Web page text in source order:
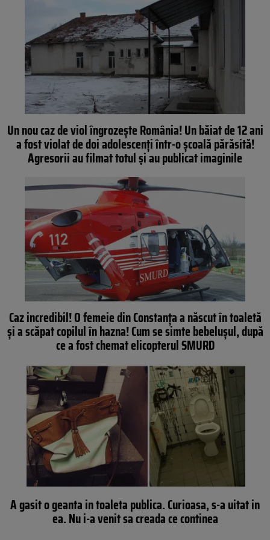
Un nou caz de viol îngrozeşte România! Un băiat de 12 ani
a fost violat de doi adolescenţi într-o şcoală părăsită!
Agresorii au filmat totul şi au publicat imaginile
Caz incredibil! O femeie din Constanţa a născut în toaletă
şi a scăpat copilul în hazna! Cum se simte bebeluşul, după
ce a fost chemat elicopterul SMURD
A gasit o geanta in toaleta publica. Curioasa, s-a uitat in
ea. Nu i-a venit sa creada ce continea